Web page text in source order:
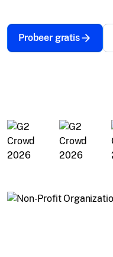
Probeer gratis